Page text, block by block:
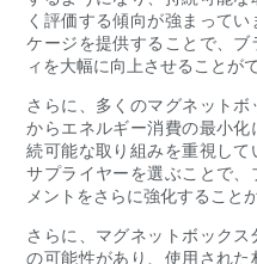
く評価する傾向が強まって
ケージを提供することで、
ィを大幅に向上させることが
さらに、多くのマグネット
からエネルギー消費の最小
続可能な取り組みを重視し
サプライヤーを選ぶことで
メントをさらに強化すること
さらに、マグネットボック
の可能性があり、使用され